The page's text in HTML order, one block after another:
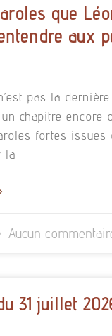
que
aux
pas la dernière
chapitre encore
fortes issues
la
Aucun
31 juillet